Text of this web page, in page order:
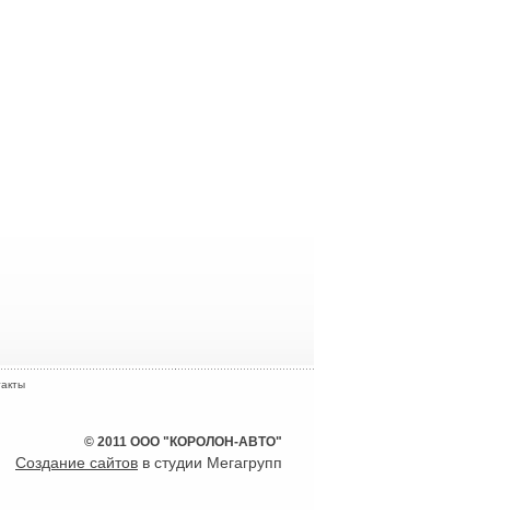
© 2011 ООО "КОРОЛОН-АВТО"
Создание сайтов в студии Мегагрупп